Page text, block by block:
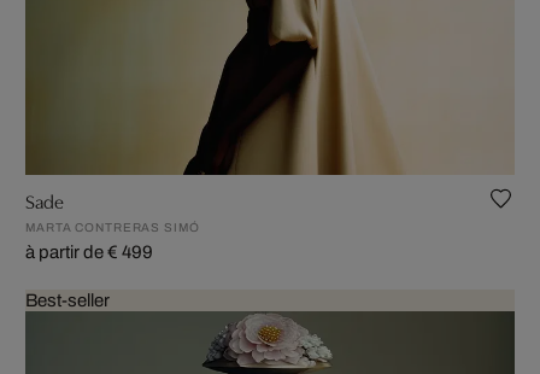
Sade
MARTA CONTRERAS SIMÓ
à partir de € 499
Best-seller